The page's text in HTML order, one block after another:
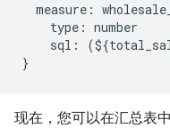
measure:
    type: number
sql:
现在，您可以在汇总表